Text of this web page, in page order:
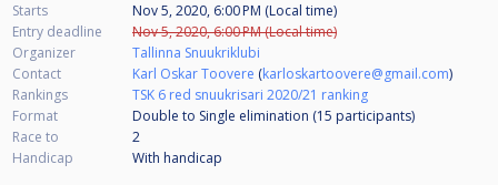
Starts
Nov 5, 2020, 6:00 PM (Local time)
Entry deadline
Nov 5, 2020, 6:00 PM (Local time)
Organizer
Tallinna Snuukriklubi
Contact
Karl Oskar Toovere (karloskartoovere@gmail.com)
Rankings
TSK 6 red snuukrisari 2020/21 ranking
Format
Double to Single elimination (15 participants)
Race to
2
Handicap
With handicap